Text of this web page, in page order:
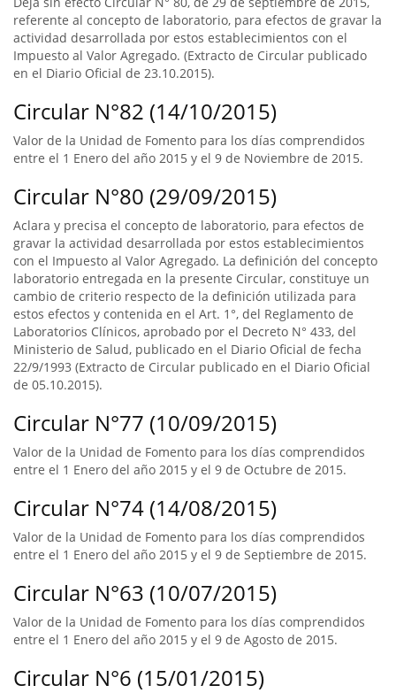
referente al concepto de laboratorio, para efectos de gravar la
actividad desarrollada por estos establecimientos con el
Impuesto al Valor Agregado. (Extracto de Circular publicado
en el Diario Oficial de 23.10.2015).
Circular N°82 (14/10/2015)
Valor de la Unidad de Fomento para los días comprendidos
entre el 1 Enero del año 2015 y el 9 de Noviembre de 2015.
Circular N°80 (29/09/2015)
Aclara y precisa el concepto de laboratorio, para efectos de
gravar la actividad desarrollada por estos establecimientos
con el Impuesto al Valor Agregado. La definición del concepto
laboratorio entregada en la presente Circular, constituye un
cambio de criterio respecto de la definición utilizada para
estos efectos y contenida en el Art. 1°, del Reglamento de
Laboratorios Clínicos, aprobado por el Decreto N° 433, del
Ministerio de Salud, publicado en el Diario Oficial de fecha
22/9/1993 (Extracto de Circular publicado en el Diario Oficial
de 05.10.2015).
Circular N°77 (10/09/2015)
Valor de la Unidad de Fomento para los días comprendidos
entre el 1 Enero del año 2015 y el 9 de Octubre de 2015.
Circular N°74 (14/08/2015)
Valor de la Unidad de Fomento para los días comprendidos
entre el 1 Enero del año 2015 y el 9 de Septiembre de 2015.
Circular N°63 (10/07/2015)
Valor de la Unidad de Fomento para los días comprendidos
entre el 1 Enero del año 2015 y el 9 de Agosto de 2015.
Circular N°6 (15/01/2015)